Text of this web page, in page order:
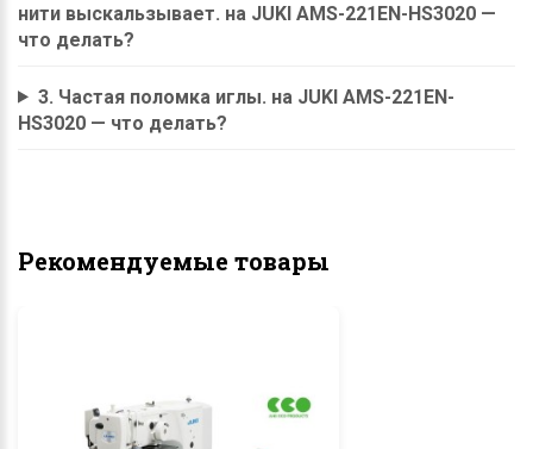
нити выскальзывает. на JUKI AMS-221EN-HS3020 —
что делать?
3. Частая поломка иглы. на JUKI AMS-221EN-
HS3020 — что делать?
Рекомендуемые товары